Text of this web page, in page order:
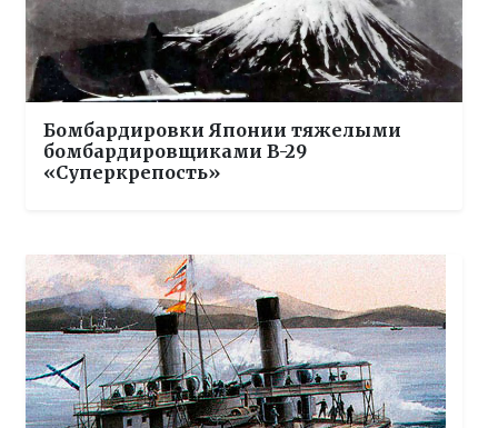
Бомбардировки Японии тяжелыми
бомбардировщиками B-29
«Суперкрепость»